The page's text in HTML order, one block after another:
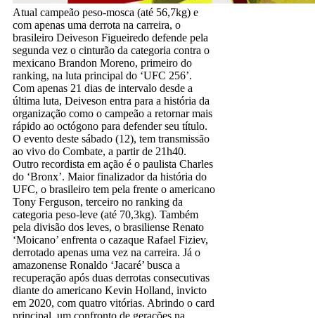
Atual campeão peso-mosca (até 56,7kg) e
com apenas uma derrota na carreira, o
brasileiro Deiveson Figueiredo defende pela
segunda vez o cinturão da categoria contra o
mexicano Brandon Moreno, primeiro do
ranking, na luta principal do ‘UFC 256’.
Com apenas 21 dias de intervalo desde a
última luta, Deiveson entra para a história da
organização como o campeão a retornar mais
rápido ao octógono para defender seu título.
O evento deste sábado (12), tem transmissão
ao vivo do Combate, a partir de 21h40.
Outro recordista em ação é o paulista Charles
do ‘Bronx’. Maior finalizador da história do
UFC, o brasileiro tem pela frente o americano
Tony Ferguson, terceiro no ranking da
categoria peso-leve (até 70,3kg). Também
pela divisão dos leves, o brasiliense Renato
‘Moicano’ enfrenta o cazaque Rafael Fiziev,
derrotado apenas uma vez na carreira. Já o
amazonense Ronaldo ‘Jacaré’ busca a
recuperação após duas derrotas consecutivas
diante do americano Kevin Holland, invicto
em 2020, com quatro vitórias. Abrindo o card
principal, um confronto de gerações na